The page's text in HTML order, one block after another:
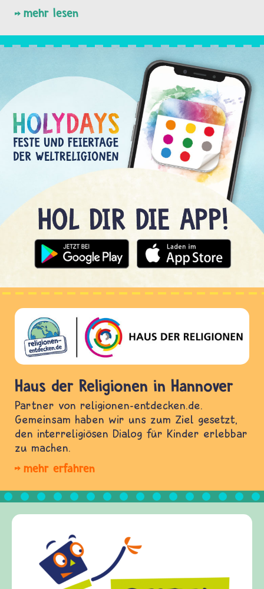
mehr lesen
Haus der Religionen in Hannover
Partner von religionen-entdecken.de.
Gemeinsam haben wir uns zum Ziel gesetzt,
den interreligiösen Dialog für Kinder erlebbar
zu machen.
mehr erfahren
frieden-